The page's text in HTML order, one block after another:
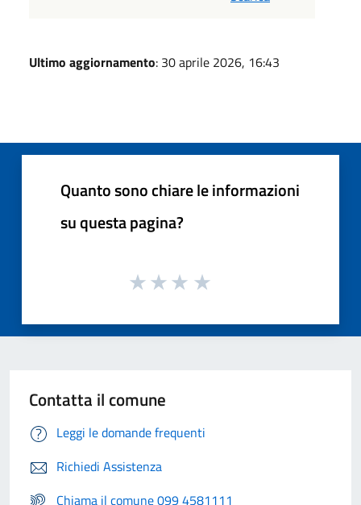
Ultimo aggiornamento: 30 aprile 2026, 16:43
Quanto sono chiare le informazioni
su questa pagina?
Contatta il comune
Leggi le domande frequenti
Richiedi Assistenza
Chiama il comune 099 4581111